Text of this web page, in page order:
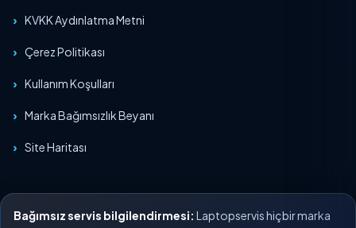
KVKK Aydınlatma Metni
Çerez Politikası
Kullanım Koşulları
Marka Bağımsızlık Beyanı
Site Haritası
Bağımsız servis bilgilendirmesi: Laptopservis hiçbir marka